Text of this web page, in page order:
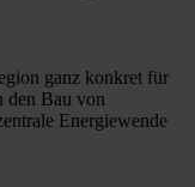
ganz konkret für
den Bau von
Energiewende